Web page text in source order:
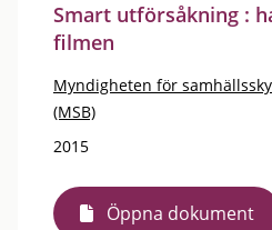
Smart utförsåkning :
filmen
Myndigheten för
(MSB)
2015
Öppna dokument